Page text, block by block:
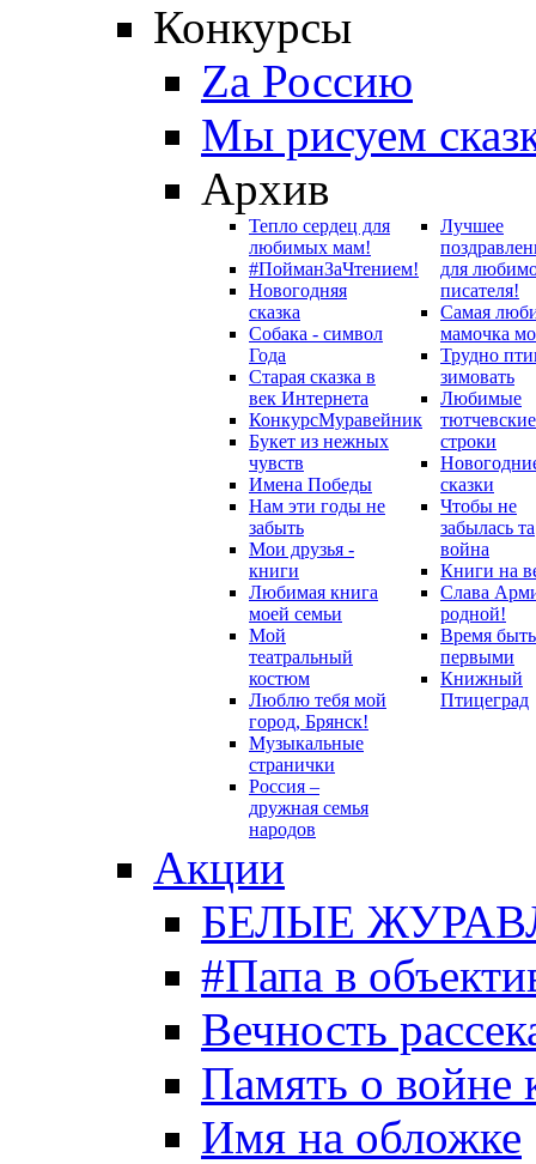
Конкурсы
Zа Россию
Мы рисуем
Архив
Тепло сердец для
любимых мам!
#ПойманЗаЧтением!
Новогодняя
сказка
Собака - символ
Года
Старая сказка в
век Интернета
КонкурсМуравейник
Букет из нежных
чувств
Имена Победы
Нам эти годы не
забыть
Мои друзья -
книги
Любимая книга
моей семьи
Мой
театральный
костюм
Люблю тебя мой
город, Брянск!
Музыкальные
странички
Россия –
дружная семья
народов
Лучшее
для
писателя!
Самая
мамочка
Трудно
зимовать
Любимые
тютчевские
строки
сказки
Чтобы не
забылась та
война
Книги на
Слава
родной!
Время быть
первыми
Книжный
Птицеград
Акции
БЕЛЫЕ
#Папа в
Вечность
Память о войне
Имя на обложке